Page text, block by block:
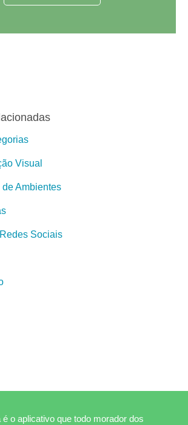
Visual
de Ambientes
Sociais
o aplicativo que todo morador dos